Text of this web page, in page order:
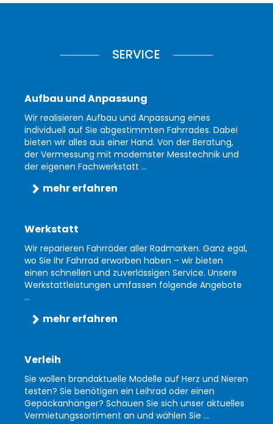
SERVICE
Aufbau und Anpassung
Wir realisieren Aufbau und Anpassung eines
individuell auf Sie abgestimmten Fahrrades. Dabei
bieten wir alles aus einer Hand. Von der Beratung,
der Vermessung mit modernster Messtechnik und
der eigenen Fachwerkstatt ...
mehr erfahren
Werkstatt
Wir reparieren Fahrräder aller Radmarken. Ganz egal,
wo Sie Ihr Fahrrad erworben haben – wir bieten
einen schnellen und zuverlässigen Service. Unsere
Werkstattleistungen umfassen folgende Angebote
...
mehr erfahren
Verleih
Sie wollen brandaktuelle Modelle auf Herz und Nieren
testen? Sie benötigen ein Leihrad oder einen
Gepäckanhänger? Schauen Sie sich unser aktuelles
Vermietungssortiment an und wählen Sie ...